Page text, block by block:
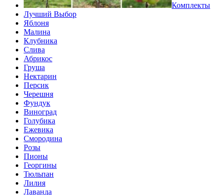
Комплекты
Лучший Выбор
Яблоня
Малина
Клубника
Слива
Абрикос
Груша
Нектарин
Персик
Черешня
Фундук
Виноград
Голубика
Ежевика
Смородина
Розы
Пионы
Георгины
Тюльпан
Лилия
Лаванда